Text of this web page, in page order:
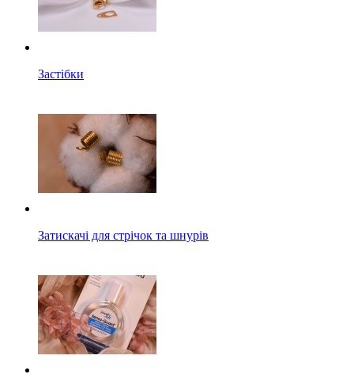
Застібки
Затискачі для стрічок та шнурів